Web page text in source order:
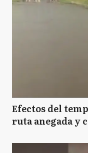
Efectos del
ruta anegada y